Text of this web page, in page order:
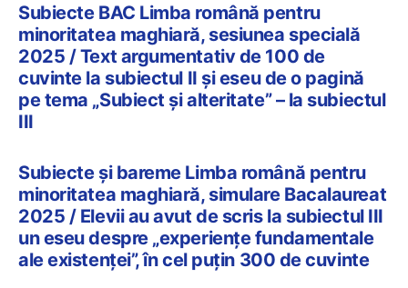
Subiecte BAC Limba română pentru
minoritatea maghiară, sesiunea specială
2025 / Text argumentativ de 100 de
cuvinte la subiectul II și eseu de o pagină
pe tema „Subiect și alteritate” – la subiectul
III
Subiecte și bareme Limba română pentru
minoritatea maghiară, simulare Bacalaureat
2025 / Elevii au avut de scris la subiectul III
un eseu despre „experiențe fundamentale
ale existenței”, în cel puțin 300 de cuvinte